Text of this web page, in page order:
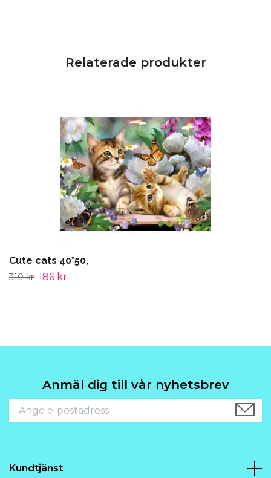
Cute cats 40*50,
310 kr 186 kr
Anmäl dig till vår nyhetsbrev
Kundtjänst